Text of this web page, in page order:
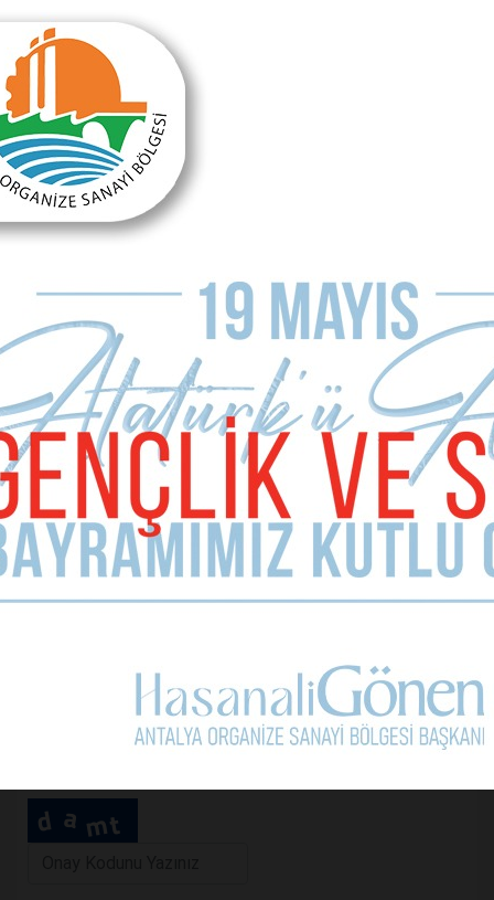
Önceki Makale
Kıskanç şehir!
Sizde Yorum Ekleyin
İsim Soyad
E-mail Adresiniz (zorunlu değil)
Telefon (zorunlu değil)